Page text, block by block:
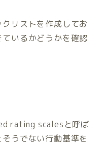
リストを作成してお
いるかどうかを確認
rating scalesと呼ば
うでない行動基準を